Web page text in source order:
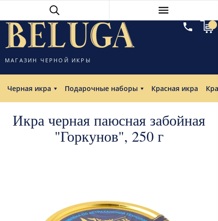
МАГАЗИН ЧЕРНОЙ ИКРЫ
Черная икра Подарочные наборы Красная икра
Икра черная паюсная забойная
"Горкунов", 250 г